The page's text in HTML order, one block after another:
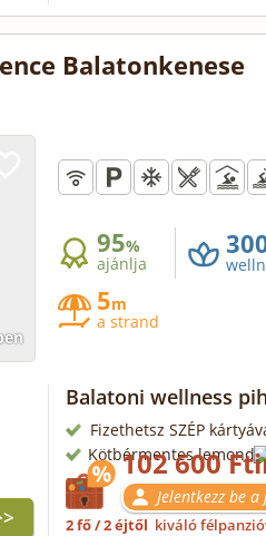
Balatonkenese
95%
ajánlja
5m
a strand
Balatoni wellness
Fizethetsz SZÉP
Kötbérmentes
102 600 Ft
Jelentkezz be
2 fő / 2 éjtől kiváló